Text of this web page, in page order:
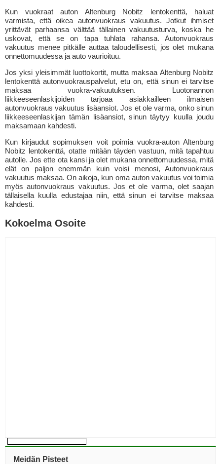
Kun vuokraat auton Altenburg Nobitz lentokenttä, haluat
varmista, että oikea autonvuokraus vakuutus. Jotkut ihmiset
yrittävät parhaansa välttää tällainen vakuutusturva, koska he
uskovat, että se on tapa tuhlata rahansa. Autonvuokraus
vakuutus menee pitkälle auttaa taloudellisesti, jos olet mukana
onnettomuudessa ja auto vaurioituu.
Jos yksi yleisimmät luottokortit, mutta maksaa Altenburg Nobitz
lentokenttä autonvuokrauspalvelut, etu on, että sinun ei tarvitse
maksaa vuokra-vakuutuksen. Luotonannon
liikkeeseenlaskijoiden tarjoaa asiakkailleen ilmaisen
autonvuokraus vakuutus lisäansiot. Jos et ole varma, onko sinun
liikkeeseenlaskijan tämän lisäansiot, sinun täytyy kuulla joudu
maksamaan kahdesti.
Kun kirjaudut sopimuksen voit poimia vuokra-auton Altenburg
Nobitz lentokenttä, otatte mitään täyden vastuun, mitä tapahtuu
autolle. Jos ette ota kansi ja olet mukana onnettomuudessa, mitä
elät on paljon enemmän kuin voisi menosi, Autonvuokraus
vakuutus maksaa. On aikoja, kun oma auton vakuutus voi toimia
myös autonvuokraus vakuutus. Jos et ole varma, olet saajan
tällaisella kuulla edustajaa niin, että sinun ei tarvitse maksaa
kahdesti.
Kokoelma Osoite
Meidän Pisteet